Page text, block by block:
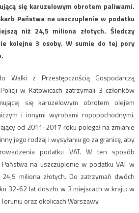
się karuzelowym obrotem paliwami.
Państwa na uszczuplenie w podatku
niż 24,5 miliona złotych. Śledczy
kolejne 3 osoby. W sumie do tej pory
Walki z Przestępczością Gospodarczą
w Katowicach zatrzymali 3 członków
się karuzelowym obrotem olejem
i innymi wyrobami ropopochodnymi.
od 2011-2017 roku polegał na zmianie
jego rodzaj i wysyłaniu go za granicę, aby
podatku VAT. W ten sposób
na uszczuplenie w podatku VAT w
miliona złotych. Do zatrzymań dwóch
32-62 lat doszło w 3 miejscach w kraju: w
oraz okolicach Warszawy.